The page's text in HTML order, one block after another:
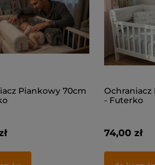
Piankowy 70cm
- Futerko
74,00 zł